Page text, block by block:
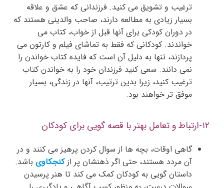
ترغیب و تشویق می کنید. فرزندانی که عشق و علاقه
بسیار زیادی به مطالعه دارند، صاحب والدینی هستند که
در دوران کودکی برای آنها قبل از خواب، کتاب می
خواندند. کودکانی که فقط به تماشای فیلم و کارتون می
پردازند، تنها به دلیل آن است که فایده کتاب خواندن را
نمی دانند. سعی کنید فرزندان خود را به خواندن کتاب
ترغیب کنید، زیرا بدین ترتیب، آنها در زندگی، بسیار
موفق تر خواهند بود.
گاهی اوقات، بچه ها از سوال کردن پرهیز می کنند و در
آن مردد هستند، حتی اگر ذهنشان پر ازکنجکاوی باشد.
داستان گویی به کودکان کمک می کند تا هنر پرسیدن